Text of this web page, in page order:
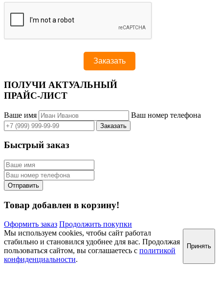
ПОЛУЧИ АКТУАЛЬНЫЙ
ПРАЙС-ЛИСТ
Ваше имя Ваш номер телефона
Быстрый заказ
Товар добавлен в корзину!
Оформить заказ Продолжить покупки
Мы используем cookies, чтобы сайт работал
стабильно и становился удобнее для вас. Продолжая
пользоваться сайтом, вы соглашаетесь с политикой
конфиденциальности.
Принять